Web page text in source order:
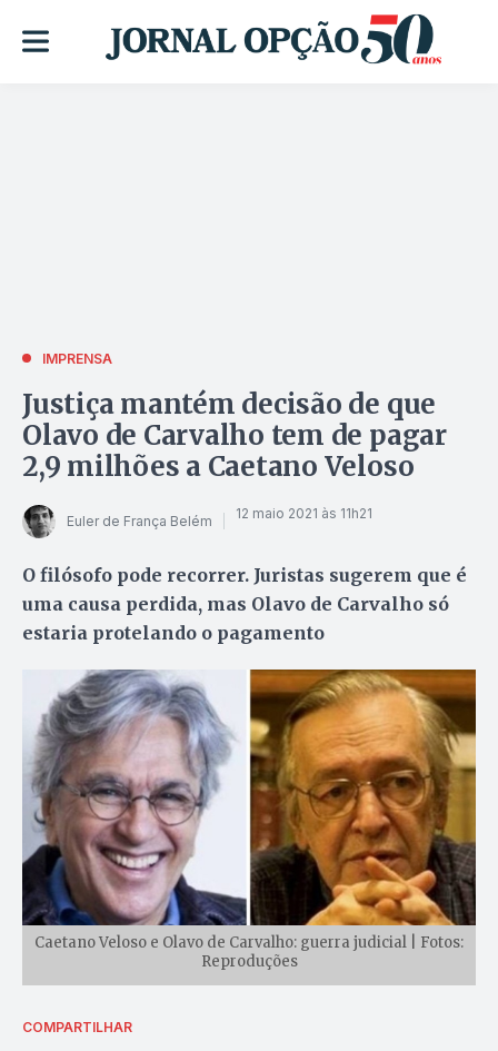
IMPRENSA
Justiça mantém decisão de que
Olavo de Carvalho tem de pagar
2,9 milhões a Caetano Veloso
Euler de França Belém 12 maio 2021 às 11h21
O filósofo pode recorrer. Juristas sugerem que é
uma causa perdida, mas Olavo de Carvalho só
estaria protelando o pagamento
Caetano Veloso e Olavo de Carvalho: guerra judicial | Fotos:
Reproduções
COMPARTILHAR